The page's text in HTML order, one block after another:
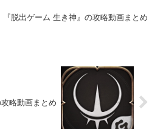
『脱出ゲーム 生き神』の攻略動画まとめ
攻略動画まとめ